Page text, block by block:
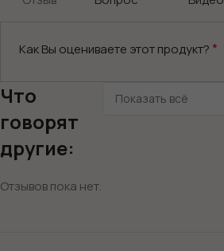
Как Вы оцениваете этот продукт? *
Что
говорят
другие:
Отзывов пока нет.